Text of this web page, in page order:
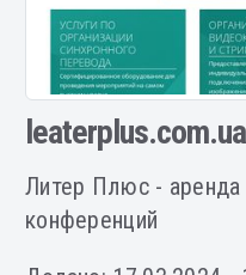
leaterplus.com.ua
Литер Плюс - аренда
конференций